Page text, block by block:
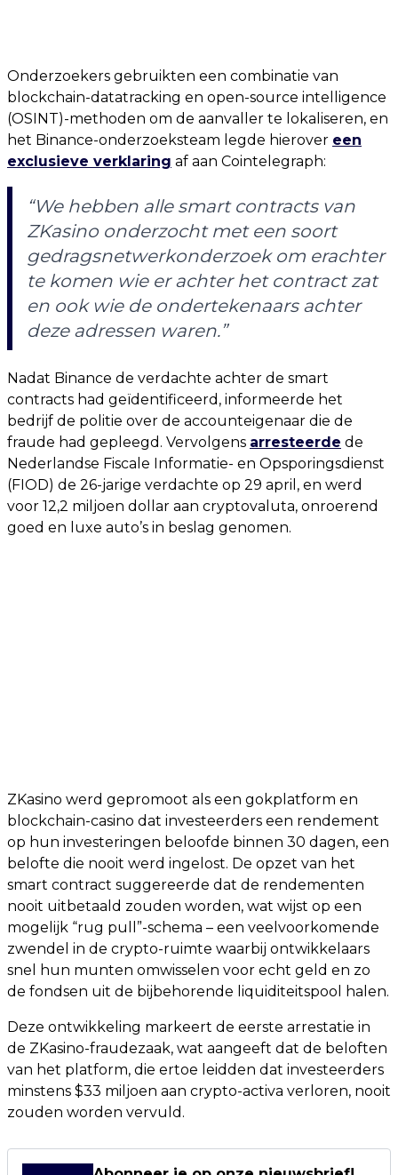
Onderzoekers gebruikten een combinatie van
blockchain-datatracking en open-source intelligence
(OSINT)-methoden om de aanvaller te lokaliseren, en
het Binance-onderzoeksteam legde hierover een
exclusieve verklaring af aan Cointelegraph:
“We hebben alle smart contracts van
ZKasino onderzocht met een soort
gedragsnetwerkonderzoek om erachter
te komen wie er achter het contract zat
en ook wie de ondertekenaars achter
deze adressen waren.”
Nadat Binance de verdachte achter de smart
contracts had geïdentificeerd, informeerde het
bedrijf de politie over de accounteigenaar die de
fraude had gepleegd. Vervolgens arresteerde de
Nederlandse Fiscale Informatie- en Opsporingsdienst
(FIOD) de 26-jarige verdachte op 29 april, en werd
voor 12,2 miljoen dollar aan cryptovaluta, onroerend
goed en luxe auto’s in beslag genomen.
ZKasino werd gepromoot als een gokplatform en
blockchain-casino dat investeerders een rendement
op hun investeringen beloofde binnen 30 dagen, een
belofte die nooit werd ingelost. De opzet van het
smart contract suggereerde dat de rendementen
nooit uitbetaald zouden worden, wat wijst op een
mogelijk “rug pull”-schema – een veelvoorkomende
zwendel in de crypto-ruimte waarbij ontwikkelaars
snel hun munten omwisselen voor echt geld en zo
de fondsen uit de bijbehorende liquiditeitspool halen.
Deze ontwikkeling markeert de eerste arrestatie in
de ZKasino-fraudezaak, wat aangeeft dat de beloften
van het platform, die ertoe leidden dat investeerders
minstens $33 miljoen aan crypto-activa verloren, nooit
zouden worden vervuld.